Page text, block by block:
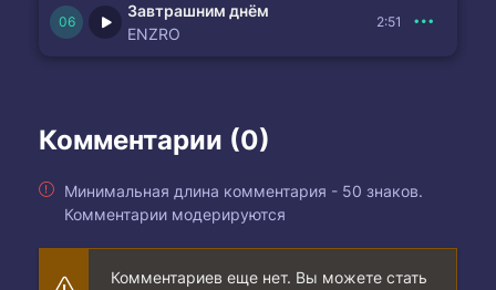
Завтрашним днём
ENZRO
2:51
Комментарии (0)
Минимальная длина комментария - 50 знаков.
Комментарии модерируются
Комментариев еще нет. Вы можете стать